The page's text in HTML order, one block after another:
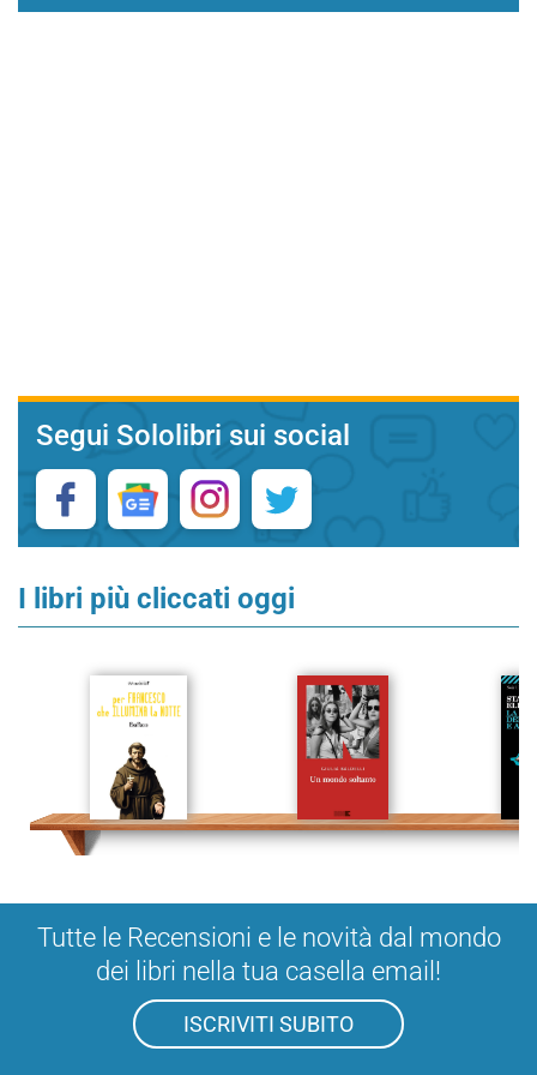
Segui Sololibri sui social
I libri più cliccati oggi
Tutte le Recensioni e le novità dal mondo
dei libri nella tua casella email!
ISCRIVITI SUBITO